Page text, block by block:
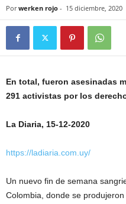
Por werken rojo - 15 diciembre, 2020
En total, fueron asesinadas
291 activistas por los
La Diaria, 15-12-2020
https://ladiaria.com.uy/
Un nuevo fin de semana
Colombia, donde se